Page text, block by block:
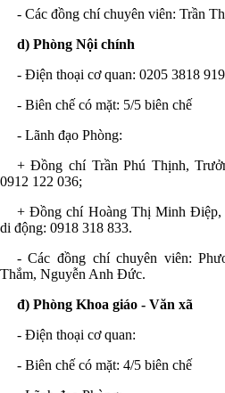
- Các đồng chí chuyên viên: Trần
d) Phòng Nội chính
- Điện thoại cơ quan: 0205 3818 919
- Biên chế có mặt: 5/5 biên chế
- Lãnh đạo Phòng:
+ Đồng chí Trần Phú Thịnh,
0912 122 036;
+ Đồng chí Hoàng Thị Minh Điệp,
di động: 0918 318 833.
- Các đồng chí chuyên viên:
Thắm, Nguyễn Anh Đức.
đ) Phòng Khoa giáo - Văn xã
- Điện thoại cơ quan:
- Biên chế có mặt: 4/5 biên chế